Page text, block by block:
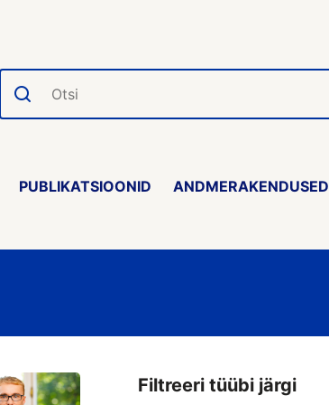
Otsi
PUBLIKATSIOONID ANDMERAKENDUSED
Filtreeri tüübi järgi